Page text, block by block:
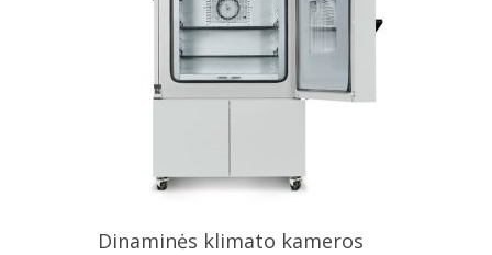
Dinaminės klimato kameros